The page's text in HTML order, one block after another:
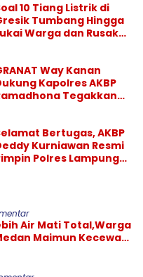
10 Tiang Listrik di
Tumbang Hingga
Warga dan Rusak
Way Kanan
Kapolres AKBP
Tegakkan
Bertugas, AKBP
Kurniawan Resmi
Polres Lampung
Air Mati Total,Warga
Maimun Kecewa